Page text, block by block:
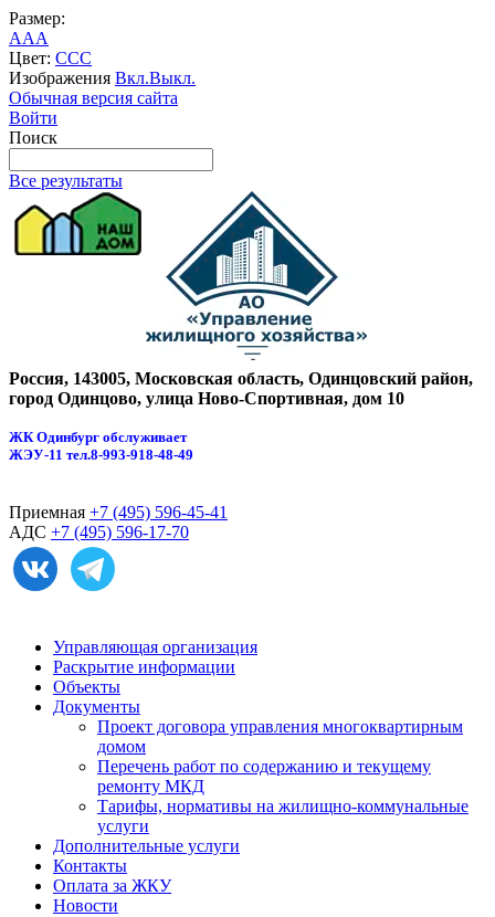
Размер:
AAA
Цвет: CCC
Изображения Вкл.Выкл.
Обычная версия сайта
Войти
Поиск
Все результаты
Россия, 143005, Московская область, Одинцовский район,
город Одинцово, улица Ново-Спортивная, дом 10
ЖК Одинбург обслуживает
ЖЭУ-11 тел.8-993-918-48-49
Приемная +7 (495) 596-45-41
АДС +7 (495) 596-17-70
Управляющая организация
Раскрытие информации
Объекты
Документы
Проект договора управления многоквартирным
домом
Перечень работ по содержанию и текущему
ремонту МКД
Тарифы, нормативы на жилищно-коммунальные
услуги
Дополнительные услуги
Контакты
Оплата за ЖКУ
Новости